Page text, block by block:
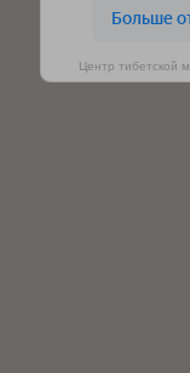
Центр тибетской